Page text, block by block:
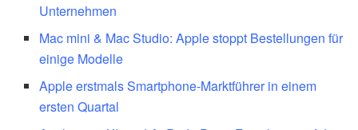
Unternehmen
Mac mini & Mac Studio: Apple stoppt Bestellungen für
einige Modelle
Apple erstmals Smartphone-Marktführer in einem
ersten Quartal